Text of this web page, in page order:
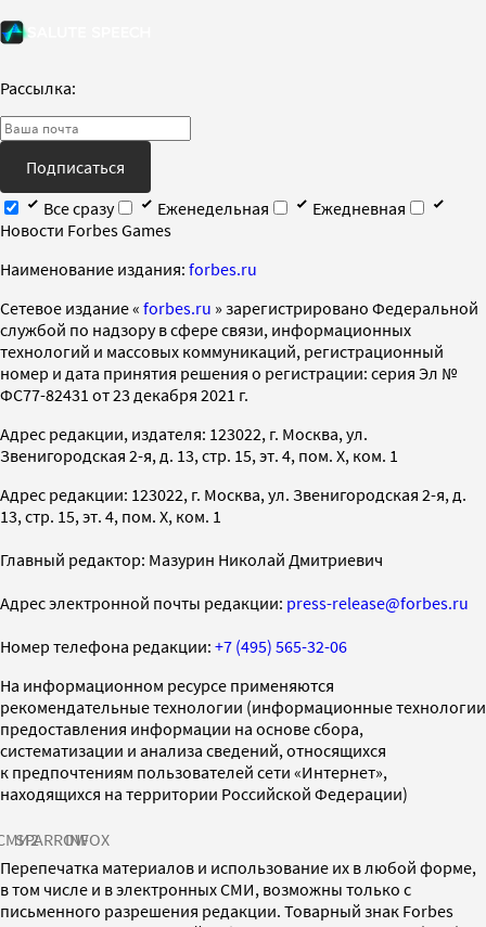
Рассылка:
Подписаться
Все сразу
Еженедельная
Ежедневная
Новости Forbes Games
Наименование издания: forbes.ru
Cетевое издание « forbes.ru » зарегистрировано Федеральной
службой по надзору в сфере связи, информационных
технологий и массовых коммуникаций, регистрационный
номер и дата принятия решения о регистрации: серия Эл №
ФС77-82431 от 23 декабря 2021 г.
Адрес редакции, издателя: 123022, г. Москва, ул.
Звенигородская 2-я, д. 13, стр. 15, эт. 4, пом. X, ком. 1
Адрес редакции: 123022, г. Москва, ул. Звенигородская 2-я, д.
13, стр. 15, эт. 4, пом. X, ком. 1
Главный редактор: Мазурин Николай Дмитриевич
Адрес электронной почты редакции: press-release@forbes.ru
Номер телефона редакции: +7 (495) 565-32-06
На информационном ресурсе применяются
рекомендательные технологии (информационные технологии
предоставления информации на основе сбора,
систематизации и анализа сведений, относящихся
к предпочтениям пользователей сети «Интернет»,
находящихся на территории Российской Федерации)
SPARROWINFOX
Перепечатка материалов и использование их в любой форме,
в том числе и в электронных СМИ, возможны только с
письменного разрешения редакции. Товарный знак Forbes